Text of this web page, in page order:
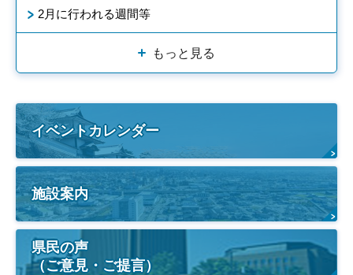
2月に行われる週間等
もっと見る
イベントカレンダー
施設案内
県民の声
（ご意見・ご提言）